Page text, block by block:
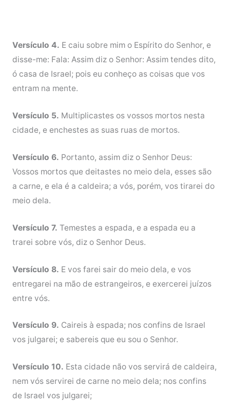
Versículo 4. E caiu sobre mim o Espírito do Senhor, e
disse-me: Fala: Assim diz o Senhor: Assim tendes dito,
ó casa de Israel; pois eu conheço as coisas que vos
entram na mente.
Versículo 5. Multiplicastes os vossos mortos nesta
cidade, e enchestes as suas ruas de mortos.
Versículo 6. Portanto, assim diz o Senhor Deus:
Vossos mortos que deitastes no meio dela, esses são
a carne, e ela é a caldeira; a vós, porém, vos tirarei do
meio dela.
Versículo 7. Temestes a espada, e a espada eu a
trarei sobre vós, diz o Senhor Deus.
Versículo 8. E vos farei sair do meio dela, e vos
entregarei na mão de estrangeiros, e exercerei juízos
entre vós.
Versículo 9. Caireis à espada; nos confins de Israel
vos julgarei; e sabereis que eu sou o Senhor.
Versículo 10. Esta cidade não vos servirá de caldeira,
nem vós servirei de carne no meio dela; nos confins
de Israel vos julgarei;